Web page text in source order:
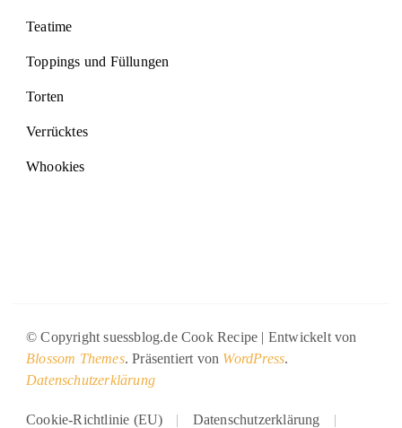
Teatime
Toppings und Füllungen
Torten
Verrücktes
Whookies
© Copyright suessblog.deCook Recipe | Entwickelt von
Blossom Themes. Präsentiert von WordPress.
Datenschutzerklärung
Cookie-Richtlinie (EU) Datenschutzerklärung